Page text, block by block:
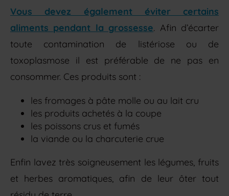
Vous devez également éviter certains
aliments pendant la grossesse. Afin d’écarter
toute contamination de listériose ou de
toxoplasmose il est préférable de ne pas en
consommer. Ces produits sont :
les fromages à pâte molle ou au lait cru
les produits achetés à la coupe
les poissons crus et fumés
la viande ou la charcuterie crue
Enfin lavez très soigneusement les légumes, fruits
et herbes aromatiques, afin de leur ôter tout